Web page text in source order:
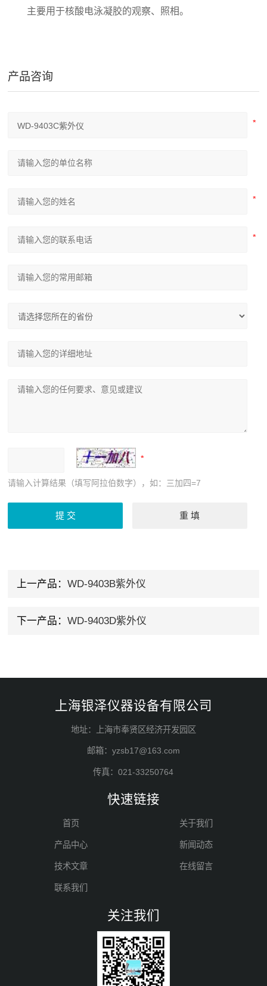
主要用于核酸电泳凝胶的观察、照相。
产品咨询
请输入计算结果（填写阿拉伯数字），如：三加四=7
上一产品： WD-9403B紫外仪
下一产品： WD-9403D紫外仪
上海银泽仪器设备有限公司
地址：上海市奉贤区经济开发园区
邮箱：yzsb17@163.com
传真：021-33250764
快速链接
首页 关于我们
产品中心 新闻动态
技术文章 在线留言
联系我们
关注我们